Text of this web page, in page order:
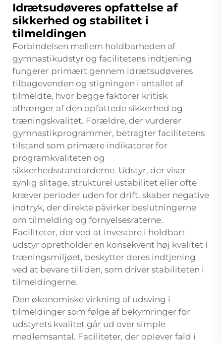
Idrætsudøveres opfattelse af
sikkerhed og stabilitet i
tilmeldingen
Forbindelsen mellem holdbarheden af
gymnastikudstyr og facilitetens indtjening
fungerer primært gennem idrætsudøveres
tilbagevenden og stigningen i antallet af
tilmeldte, hvor begge faktorer kritisk
afhænger af den opfattede sikkerhed og
træningskvalitet. Forældre, der vurderer
gymnastikprogrammer, betragter facilitetens
tilstand som primære indikatorer for
programkvaliteten og
sikkerhedsstandarderne. Udstyr, der viser
synlig slitage, strukturel ustabilitet eller ofte
kræver perioder uden for drift, skaber negative
indtryk, der direkte påvirker beslutningerne
om tilmelding og fornyelsesraterne.
Faciliteter, der ved at investere i holdbart
udstyr opretholder en konsekvent høj kvalitet i
træningsmiljøet, beskytter deres indtjening
ved at bevare tilliden, som driver stabiliteten i
tilmeldingerne.
Den økonomiske virkning af udsving i
tilmeldinger som følge af bekymringer for
udstyrets kvalitet går ud over simple
medlemsantal. Faciliteter, der oplever fald i